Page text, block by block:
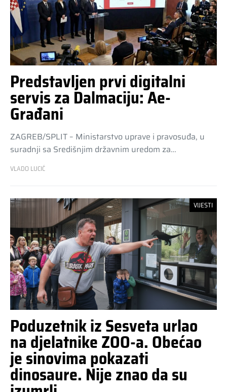
Predstavljen prvi digitalni
servis za Dalmaciju: Ae-
Građani
ZAGREB/SPLIT – Ministarstvo uprave i pravosuđa, u
suradnji sa Središnjim državnim uredom za…
VLADO LUCIĆ
VIJESTI
Poduzetnik iz Sesveta urlao
na djelatnike ZOO-a. Obećao
je sinovima pokazati
dinosaure. Nije znao da su